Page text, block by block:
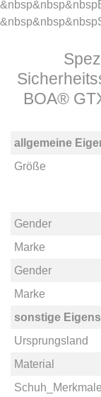
BOA®
allgemeine
Größe
Gender
Marke
Gender
Marke
sonstige
Ursprungsland
Material
Schuh_Merkmale